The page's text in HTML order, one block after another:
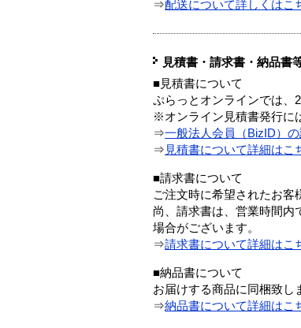
⇒配送について詳しくはこ
見積書・請求書・納品書
■見積書について
ぷらっとオンラインでは、
※オンライン見積書発行に
⇒一般法人会員（BizID）
⇒ 見積書について詳細はこ
■請求書について
ご注文時に希望されたお客
尚、請求書は、営業時間内
場合がございます。
⇒請求書について詳細はこ
■納品書について
お届けする商品に同梱致し
⇒納品書について詳細はこ